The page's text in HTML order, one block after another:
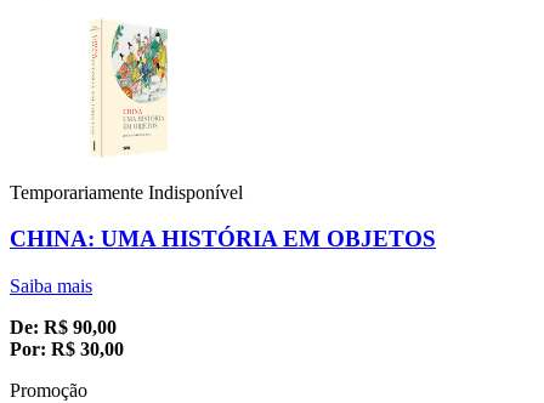
Temporariamente Indisponível
CHINA: UMA HISTÓRIA EM OBJETOS
Saiba mais
De: R$ 90,00
Por: R$ 30,00
Promoção